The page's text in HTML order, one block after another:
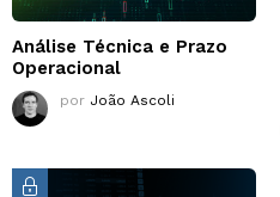
Análise Técnica e Prazo
Operacional
por João Ascoli